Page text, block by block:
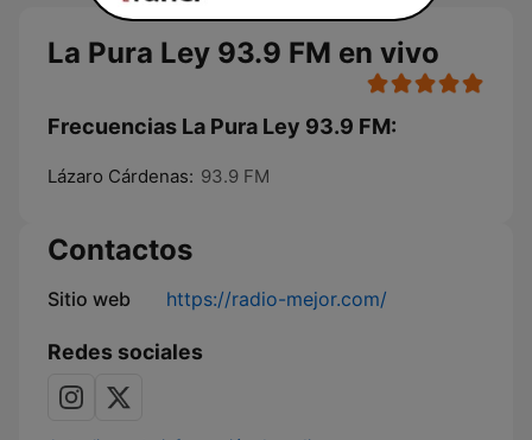
La Pura Ley 93.9 FM en vivo
Frecuencias La Pura Ley 93.9 FM:
Lázaro Cárdenas: 93.9 FM
Contactos
Sitio web https://radio-mejor.com/
Redes sociales